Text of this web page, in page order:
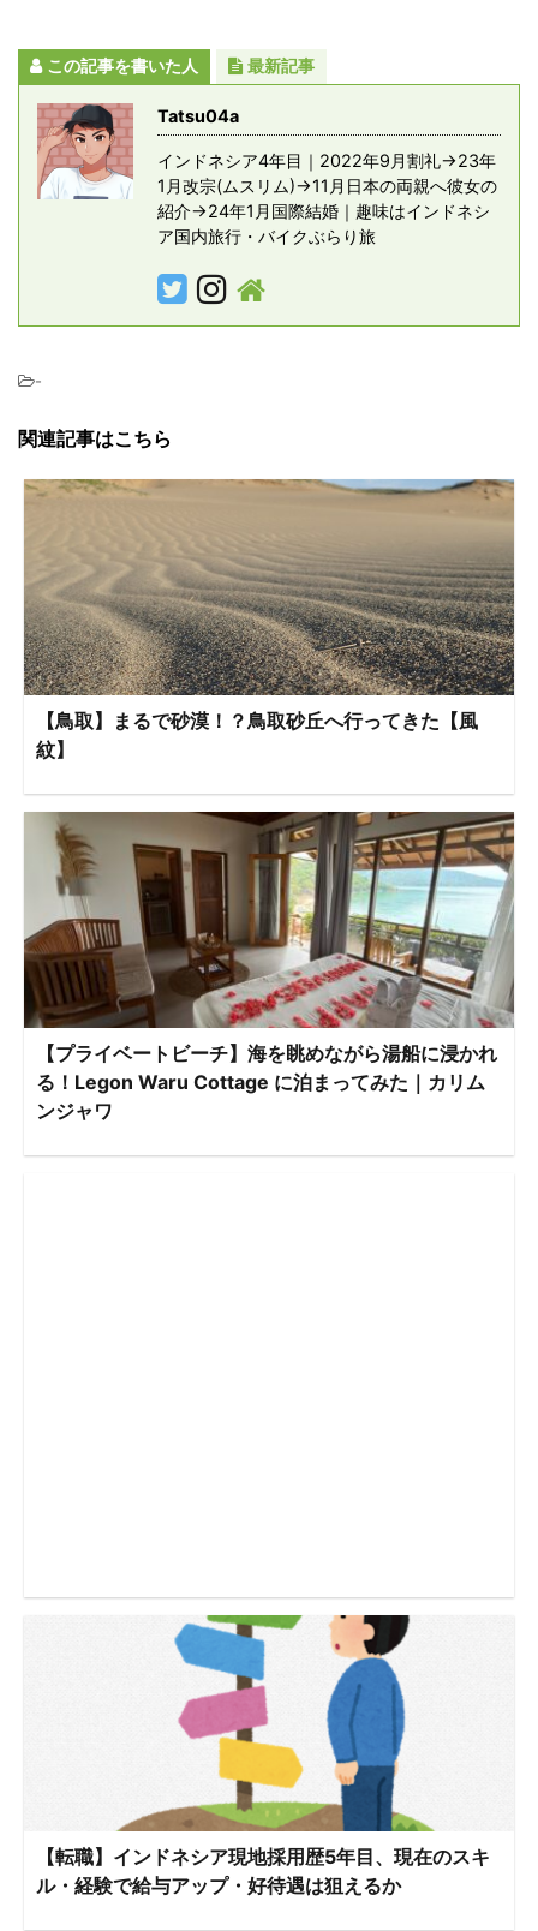
この記事を書いた人 最新記事
Tatsu04a
インドネシア4年目｜2022年9月割礼→23年
1月改宗(ムスリム)→11月日本の両親へ彼女の
紹介→24年1月国際結婚｜趣味はインドネシ
ア国内旅行・バイクぶらり旅
-
関連記事はこちら
【鳥取】まるで砂漠！？鳥取砂丘へ行ってきた【風
紋】
【プライベートビーチ】海を眺めながら湯船に浸かれ
る！Legon Waru Cottage に泊まってみた｜カリム
ンジャワ
【転職】インドネシア現地採用歴5年目、現在のスキ
ル・経験で給与アップ・好待遇は狙えるか